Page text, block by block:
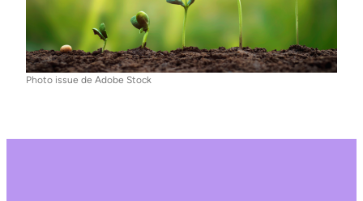
Photo issue de Adobe Stock